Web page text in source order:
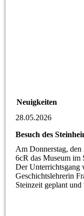
Neuigkeiten
28.05.2026
Besuch des
Am Donnerstag, den
6cR das Museum im
Der Unterrichtsgang
Geschichtslehrerin
Steinzeit geplant